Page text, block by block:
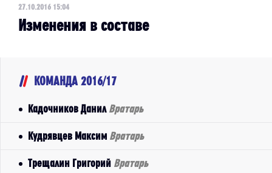
27.10.2016 15:04
Изменения в составе
КОМАНДА 2016/17
Кадочников Данил Вратарь
Кудрявцев Максим Вратарь
Трещалин Григорий Вратарь